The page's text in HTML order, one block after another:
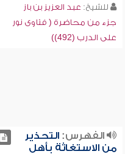
للشيخ: عبد العزيز بن باز
جزء من محاضرة ( فتاوى نور
على الدرب (492))
الفهرس:التحذير
من الاستغاثة بأهل